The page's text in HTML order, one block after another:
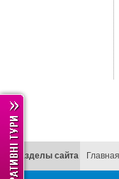
Разделы сайта Главная